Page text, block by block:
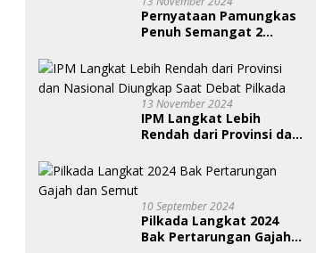
Pernyataan Pamungkas
Penuh Semangat 2
Pemilih
13 November 2024
IPM Langkat Lebih
Rendah dari Provinsi dan
Debat Pilkada
10 September 2024
Pilkada Langkat 2024
Bak Pertarungan Gajah